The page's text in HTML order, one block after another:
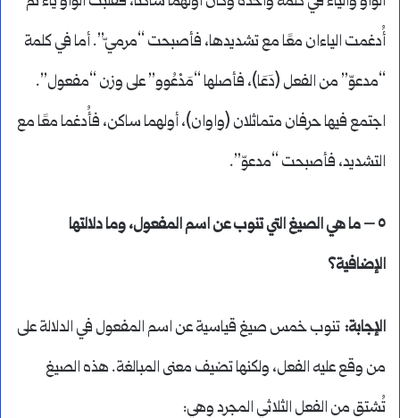
أُدغمت الياءان معًا مع تشديدها، فأصبحت “مرميّ”. أما في كلمة
“مدعوّ” من الفعل (دَعَا)، فأصلها “مَدْعُوو” على وزن “مفعول”.
اجتمع فيها حرفان متماثلان (واوان)، أولهما ساكن، فأُدغما معًا مع
التشديد، فأصبحت “مدعوّ”.
٥ – ما هي الصيغ التي تنوب عن اسم المفعول، وما دلالتها
الإضافية؟
الإجابة: تنوب خمس صيغ قياسية عن اسم المفعول في الدلالة على
من وقع عليه الفعل، ولكنها تضيف معنى المبالغة. هذه الصيغ
تُشتق من الفعل الثلاثي المجرد وهي: